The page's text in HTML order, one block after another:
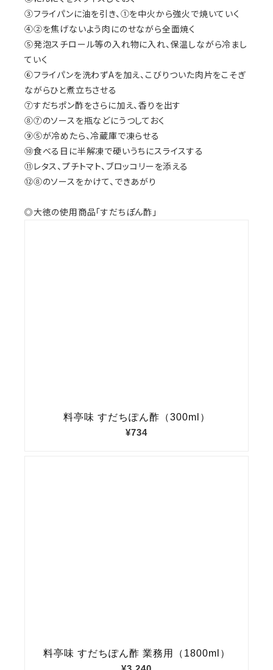
③フライパンに油を引き、①を中火から強火で焼いていく
④②を焦げないよう肉にのせながら全面焼く
⑤発泡スチロール等の入れ物に入れ、保温しながら冷まし
ていく
⑥フライパンを洗わずAを加え、こびりついた肉片をこそぎ
ながらひと煮立ちさせる
⑦すだちポン酢をさらに加え、香りを出す
⑧⑦のソースを瓶などにうつしておく
⑨⑤が冷めたら、冷蔵庫で凍らせる
⑩食べる日に半解凍で硬いうちにスライスする
⑪レタス、プチトマト、ブロッコリーを添える
⑫⑧のソースをかけて、できあがり
◎大徳の使用商品「すだちぽん酢」